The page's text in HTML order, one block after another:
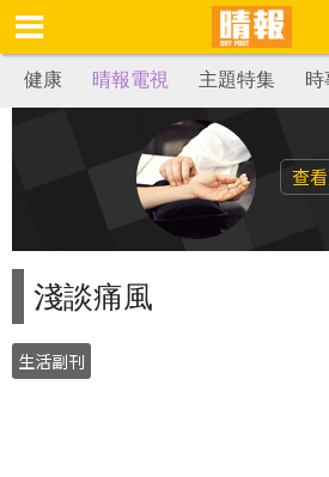
健康 晴報電視 主題特集 時
查
淺談痛風
生活副刊